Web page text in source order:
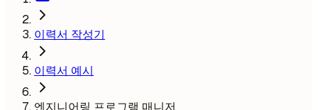
이력서 작성기
이력서 예시
엔지니어링 프로그램 매니저